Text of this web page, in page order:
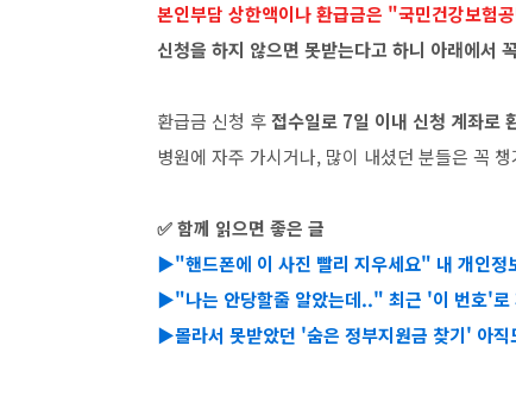
본인부담 상한액이나 환급금은 "국민건강보험
신청을 하지 않으면 못받는다고 하니 아래에서
환급금 신청 후접수일로 7일 이내 신청 계좌로
병원에 자주 가시거나, 많이 내셨던 분들은 꼭
✅ 함께 읽으면 좋은 글
▶"핸드폰에 이 사진 빨리 지우세요" 내 개인정
▶"나는 안당할줄 알았는데.." 최근 '이 번호'로
▶몰라서 못받았던 '숨은 정부지원금 찾기' 아직